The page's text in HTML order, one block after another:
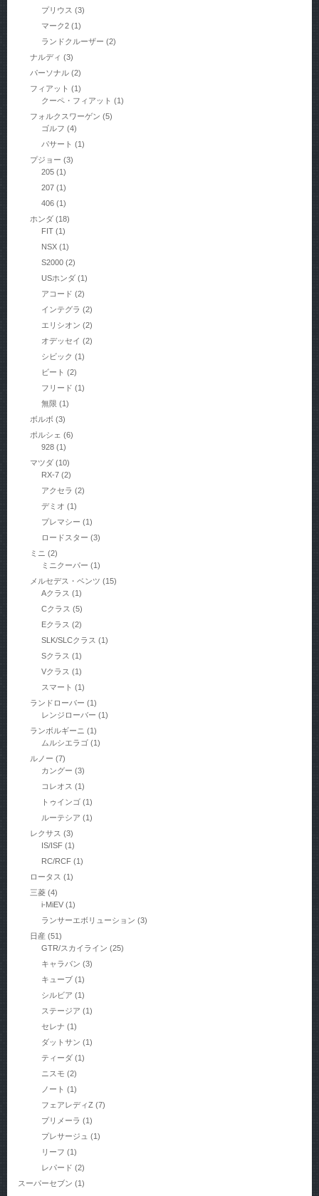
プリウス (3)
マーク2 (1)
ランドクルーザー (2)
ナルディ (3)
パーソナル(2)
フィアット (1)
クーペ・フィアット (1)
フォルクスワーゲン (5)
ゴルフ (4)
パサート (1)
プジョー (3)
205 (1)
207 (1)
406 (1)
ホンダ(18)
FIT (1)
NSX (1)
S2000 (2)
USホンダ (1)
アコード (2)
インテグラ (2)
エリシオン (2)
オデッセイ (2)
シビック (1)
ビート (2)
フリード (1)
無限 (1)
ボルボ (3)
ポルシェ (6)
928 (1)
マツダ(10)
RX-7 (2)
アクセラ (2)
デミオ (1)
プレマシー (1)
ロードスター (3)
ミニ (2)
ミニクーパー (1)
メルセデス・ベンツ (15)
Aクラス (1)
Cクラス (5)
Eクラス (2)
SLK/SLCクラス (1)
Sクラス (1)
Vクラス (1)
スマート (1)
ランドローバー (1)
レンジローバー (1)
ランボルギーニ (1)
ムルシエラゴ (1)
ルノー (7)
カングー (3)
コレオス (1)
トゥインゴ (1)
ルーテシア (1)
レクサス (3)
IS/ISF (1)
RC/RCF (1)
ロータス (1)
三菱(4)
i-MiEV (1)
ランサーエボリューション (3)
日産 (51)
GTR/スカイライン (25)
キャラバン (3)
キューブ (1)
シルビア (1)
ステージア (1)
セレナ (1)
ダットサン (1)
ティーダ (1)
ニスモ (2)
ノート (1)
フェアレディZ (7)
プリメーラ (1)
プレサージュ (1)
リーフ (1)
レパード (2)
スーパーセブン (1)